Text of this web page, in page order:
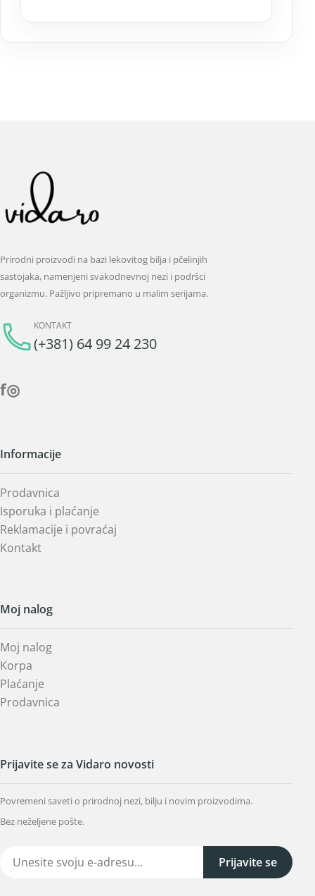
Prirodni proizvodi na bazi lekovitog bilja i pčelinjih
sastojaka, namenjeni svakodnevnoj nezi i podršci
organizmu. Pažljivo pripremano u malim serijama.
KONTAKT
(+381) 64 99 24 230
f◎
Informacije
Prodavnica
Isporuka i plaćanje
Reklamacije i povraćaj
Kontakt
Moj nalog
Moj nalog
Korpa
Plaćanje
Prodavnica
Prijavite se za Vidaro novosti
Povremeni saveti o prirodnoj nezi, bilju i novim proizvodima.
Bez neželjene pošte.
Prijavite se